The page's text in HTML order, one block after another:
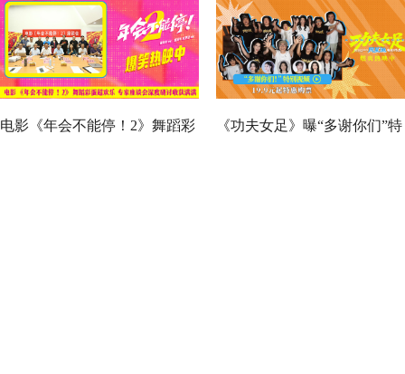
电影《年会不能停！2》舞蹈彩 《功夫女足》曝“多谢你们”特